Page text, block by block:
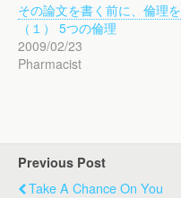
その論文を書く前に、倫理を
（１） 5つの倫理
2009/02/23
Pharmacist
Previous Post
Take A Chance On You